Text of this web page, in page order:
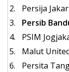
2.
Persija
3.
Persib
4.
PSIM
5.
Malut
6.
Persita